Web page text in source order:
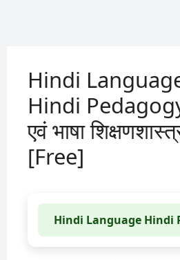
Hindi
Hindi
एवं भाषा
[Free]
Hindi Language Hindi